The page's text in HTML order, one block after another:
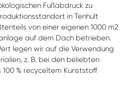
Fußabdruck zu
in Tenhult
von einer eigenen 1000 m2
auf dem Dach betrieben.
legen wir auf die Verwendung
z. B. bei den beliebten
% recyceltem Kunststoff